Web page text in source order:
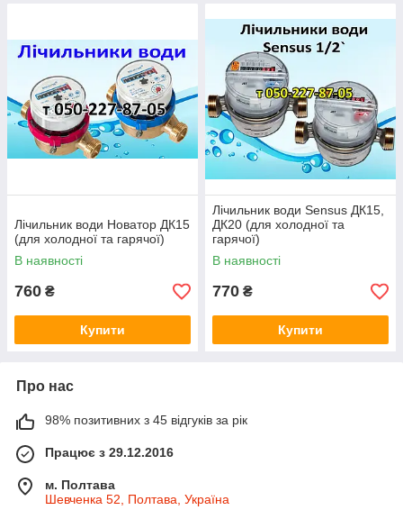
Лічильник води Новатор ДК15
(для холодної та гарячої)
В наявності
760 ₴
Купити
Лічильник води Sensus ДК15,
ДК20 (для холодної та
гарячої)
В наявності
770 ₴
Купити
Про нас
98% позитивних з 45 відгуків за рік
Працює з 29.12.2016
м. Полтава
Шевченка 52, Полтава, Україна